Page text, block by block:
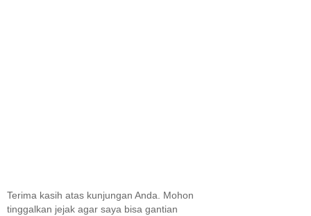
Terima kasih atas kunjungan Anda. Mohon
tinggalkan jejak agar saya bisa gantian